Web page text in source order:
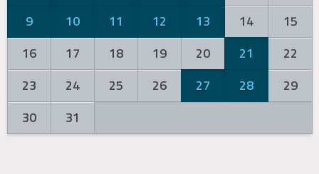
9
10 11 12 13 14
15
16
17 18 19 20 21
22
23
24 25 26 27 28
29
30
31